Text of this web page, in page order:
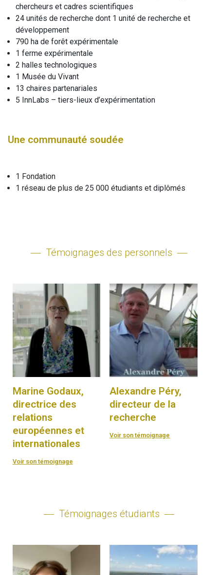
chercheurs et cadres scientifiques
24 unités de recherche dont 1 unité de recherche et
développement
790 ha de forêt expérimentale
1 ferme expérimentale
2 halles technologiques
1 Musée du Vivant
13 chaires partenariales
5 InnLabs – tiers-lieux d’expérimentation
Une communauté soudée
1 Fondation
1 réseau de plus de 25 000 étudiants et diplômés
Témoignages des personnels
Marine Godaux,
directrice des
relations
européennes et
internationales
Voir son témoignage
Alexandre Péry,
directeur de la
recherche
Voir son témoignage
Témoignages étudiants